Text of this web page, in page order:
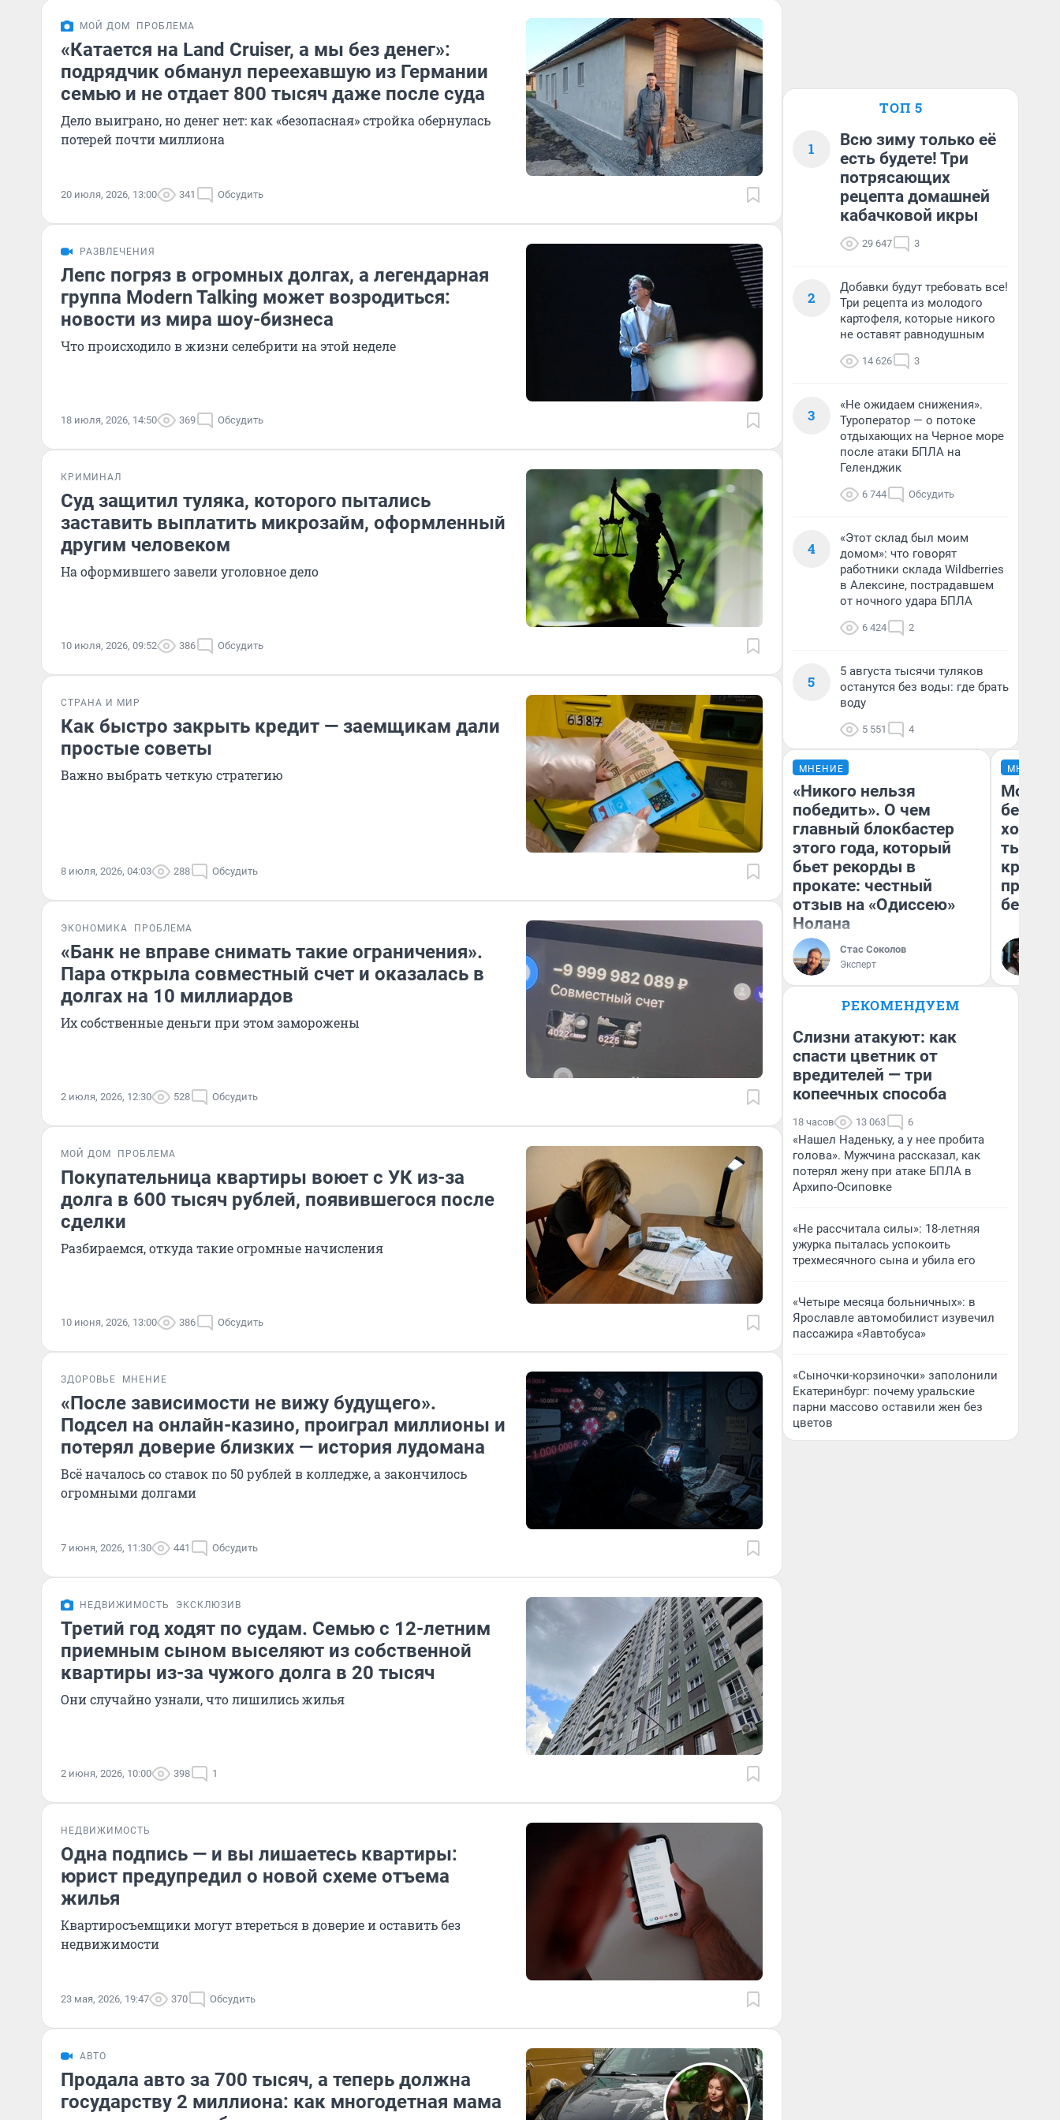
МОЙ ДОМ ПРОБЛЕМА
«Катается на Land Cruiser, а мы без денег»:
подрядчик обманул переехавшую из Германии
семью и не отдает 800 тысяч даже после суда
Дело выиграно, но денег нет: как «безопасная» стройка обернулась
потерей почти миллиона
20 июля, 2026, 13:00 341 Обсудить
РАЗВЛЕЧЕНИЯ
Лепс погряз в огромных долгах, а легендарная
группа Modern Talking может возродиться:
новости из мира шоу-бизнеса
Что происходило в жизни селебрити на этой неделе
18 июля, 2026, 14:50 369 Обсудить
КРИМИНАЛ
Суд защитил туляка, которого пытались
заставить выплатить микрозайм, оформленный
другим человеком
На оформившего завели уголовное дело
10 июля, 2026, 09:52 386 Обсудить
СТРАНА И МИР
Как быстро закрыть кредит — заемщикам дали
простые советы
Важно выбрать четкую стратегию
8 июля, 2026, 04:03 288 Обсудить
ЭКОНОМИКА ПРОБЛЕМА
«Банк не вправе снимать такие ограничения».
Пара открыла совместный счет и оказалась в
долгах на 10 миллиардов
Их собственные деньги при этом заморожены
2 июля, 2026, 12:30 528 Обсудить
МОЙ ДОМ ПРОБЛЕМА
Покупательница квартиры воюет с УК из-за
долга в 600 тысяч рублей, появившегося после
сделки
Разбираемся, откуда такие огромные начисления
10 июня, 2026, 13:00 386 Обсудить
ЗДОРОВЬЕ МНЕНИЕ
«После зависимости не вижу будущего».
Подсел на онлайн-казино, проиграл миллионы и
потерял доверие близких — история лудомана
Всё началось со ставок по 50 рублей в колледже, а закончилось
огромными долгами
7 июня, 2026, 11:30 441 Обсудить
НЕДВИЖИМОСТЬ ЭКСКЛЮЗИВ
Третий год ходят по судам. Семью с 12-летним
приемным сыном выселяют из собственной
квартиры из-за чужого долга в 20 тысяч
Они случайно узнали, что лишились жилья
2 июня, 2026, 10:00 398 1
НЕДВИЖИМОСТЬ
Одна подпись — и вы лишаетесь квартиры:
юрист предупредил о новой схеме отъема
жилья
Квартиросъемщики могут втереться в доверие и оставить без
недвижимости
23 мая, 2026, 19:47 370 Обсудить
АВТО
Продала авто за 700 тысяч, а теперь должна
государству 2 миллиона: как многодетная мама
ТОП 5
1
Всю зиму только её
есть будете! Три
потрясающих
рецепта домашней
кабачковой икры
29 647 3
2
Добавки будут требовать все!
Три рецепта из молодого
картофеля, которые никого
не оставят равнодушным
14 626 3
3
«Не ожидаем снижения».
Туроператор — о потоке
отдыхающих на Черное море
после атаки БПЛА на
Геленджик
6 744 Обсудить
4
«Этот склад был моим
домом»: что говорят
работники склада Wildberries
в Алексине, пострадавшем
от ночного удара БПЛА
6 424 2
5
5 августа тысячи туляков
останутся без воды: где брать
воду
5 551 4
МНЕНИЕ
«Никого нельзя
победить». О чем
главный блокбастер
этого года, который
бьет рекорды в
прокате: честный
отзыв на «Одиссею»
Нолана
Стас Соколов
Эксперт
МНЕНИЕ
Мой
хотела
тысяч,
РЕКОМЕНДУЕМ
Слизни атакуют: как
спасти цветник от
вредителей — три
копеечных способа
18 часов 13 063 6
«Нашел Наденьку, а у нее пробита
голова». Мужчина рассказал, как
потерял жену при атаке БПЛА в
Архипо-Осиповке
«Не рассчитала силы»: 18-летняя
ужурка пыталась успокоить
трехмесячного сына и убила его
«Четыре месяца больничных»: в
Ярославле автомобилист изувечил
пассажира «Яавтобуса»
«Сыночки-корзиночки» заполонили
Екатеринбург: почему уральские
парни массово оставили жен без
цветов